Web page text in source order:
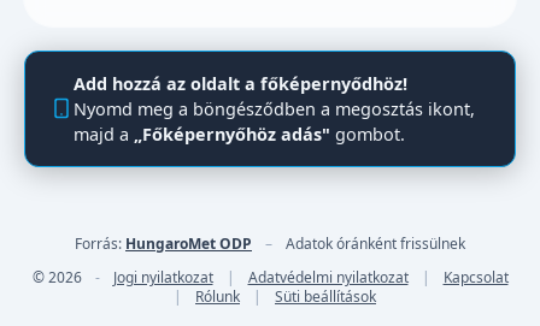
Add hozzá az oldalt a főképernyődhöz!
Nyomd meg a böngésződben a megosztás ikont,
majd a
„Főképernyőhöz adás" gombot.
Forrás: HungaroMet ODP –
Adatok óránként frissülnek
© 2026
- Jogi nyilatkozat | Adatvédelmi nyilatkozat |
Kapcsolat
|
Rólunk | Süti beállítások